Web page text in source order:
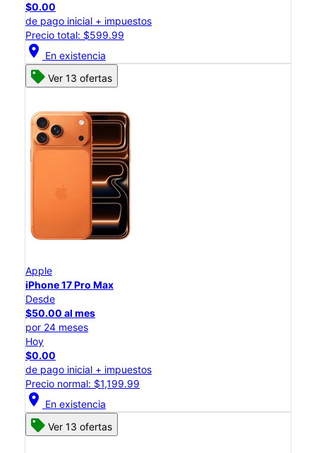
$0.00
de pago inicial + impuestos
Precio total: $599.99
location_on En existencia
Ver 13 ofertas
Apple
iPhone 17 Pro Max
Desde
$50.00 al mes
por 24 meses
Hoy
$0.00
de pago inicial + impuestos
Precio normal: $1,199.99
location_on En existencia
Ver 13 ofertas